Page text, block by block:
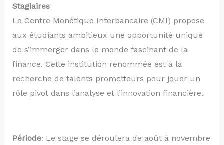
Stagiaires
Le Centre Monétique Interbancaire (CMI) propose
aux étudiants ambitieux une opportunité unique
de s’immerger dans le monde fascinant de la
finance. Cette institution renommée est à la
recherche de talents prometteurs pour jouer un
rôle pivot dans l’analyse et l’innovation financière.
Période: Le stage se déroulera de août à novembre